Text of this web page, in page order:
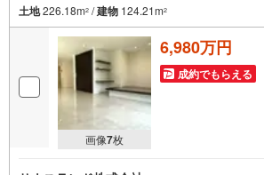
土地226.18m2 /建物 124.21m2
画像7枚
6,980万円
成約でもらえる